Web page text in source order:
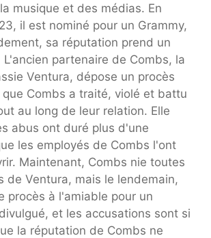
musique et des médias. En
il est nominé pour un Grammy,
sa réputation prend un
L'ancien partenaire de Combs, la
Ventura, dépose un procès
Combs a traité, violé et battu
au long de leur relation. Elle
abus ont duré plus d'une
les employés de Combs l'ont
Maintenant, Combs nie toutes
de Ventura, mais le lendemain,
procès à l'amiable pour un
et les accusations sont si
la réputation de Combs ne